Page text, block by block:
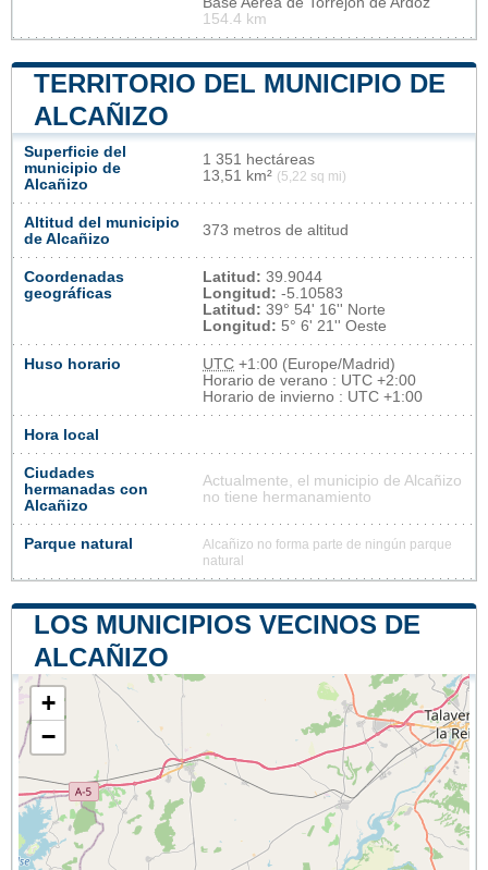
154.4 km
TERRITORIO DEL MUNICIPIO DE
ALCAÑIZO
Superficie del
municipio de
Alcañizo
1 351 hectáreas
13,51 km² (5,22 sq mi)
Altitud del municipio
de Alcañizo
373 metros de altitud
Coordenadas
geográficas
Latitud: 39.9044
Longitud: -5.10583
Latitud: 39° 54' 16'' Norte
Longitud: 5° 6' 21'' Oeste
Huso horario UTC +1:00 (Europe/Madrid)
Horario de verano : UTC +2:00
Horario de invierno : UTC +1:00
Hora local
Ciudades
hermanadas con
Alcañizo
Actualmente, el municipio de Alcañizo
no tiene hermanamiento
Parque natural
Alcañizo no forma parte de ningún parque
natural
LOS MUNICIPIOS VECINOS DE
ALCAÑIZO
+
−